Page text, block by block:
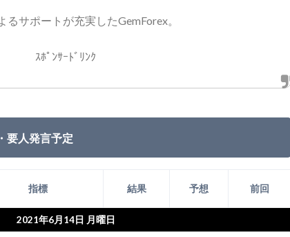
るサポートが充実したGemForex。
ｽﾎﾟﾝｻｰﾄﾞﾘﾝｸ
要人発言予定
指標 結果 予想 前回
2021年6月14日 月曜日